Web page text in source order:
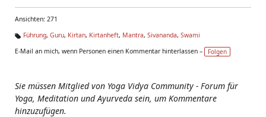
Ansichten: 271
g
Führung, Guru, Kirtan, Kirtanheft, Mantra, Sivananda, Swami
E-Mail an mich, wenn Personen einen Kommentar hinterlassen –
Folgen
Sie müssen Mitglied von Yoga Vidya Community - Forum für
Yoga, Meditation und Ayurveda sein, um Kommentare
hinzuzufügen.